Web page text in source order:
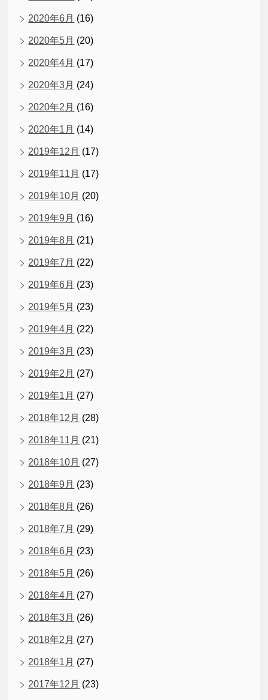
2020年6月 (16)
2020年5月 (20)
2020年4月 (17)
2020年3月 (24)
2020年2月 (16)
2020年1月 (14)
2019年12月 (17)
2019年11月 (17)
2019年10月 (20)
2019年9月 (16)
2019年8月 (21)
2019年7月 (22)
2019年6月 (23)
2019年5月 (23)
2019年4月 (22)
2019年3月 (23)
2019年2月 (27)
2019年1月 (27)
2018年12月 (28)
2018年11月 (21)
2018年10月 (27)
2018年9月 (23)
2018年8月 (26)
2018年7月 (29)
2018年6月 (23)
2018年5月 (26)
2018年4月 (27)
2018年3月 (26)
2018年2月 (27)
2018年1月 (27)
2017年12月 (23)